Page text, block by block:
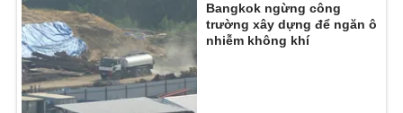
Bangkok ngừng công
trường xây dựng để ngăn ô
nhiễm không khí